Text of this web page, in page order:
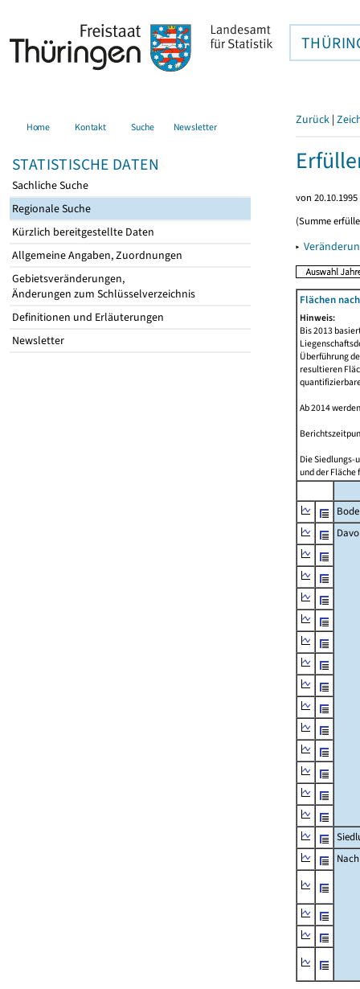
Home Kontakt Suche Newsletter
STATISTISCHE DATEN
Sachliche Suche
Regionale Suche
Kürzlich bereitgestellte Daten
Allgemeine Angaben, Zuordnungen
Gebietsveränderungen,
Änderungen zum Schlüsselverzeichnis
Definitionen und Erläuterungen
Newsletter
Zurück |
von
(Summe
▸
Flächen
Hinweis:
Bis 2013
Überführung
resultieren
Ab 2014
Die Siedlungs-
und der Fläche